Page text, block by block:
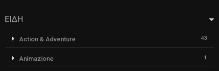
ΕΙΔΗ
Action & Adventure 43
Animazione 1